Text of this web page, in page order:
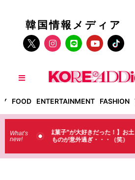
韓国情報メディア
FOOD ENTERTAINMENT FASHION
What’s
new!
！】お土
（笑）
【そんなものまで買って
ラストで韓国人が買うも